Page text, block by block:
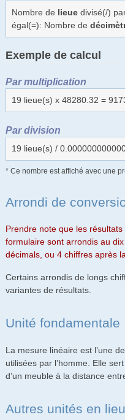
Nombre de lieuedivisé(/)
égal(=): Nombre de
Exemple de calcul
Par multiplication
19 lieue(s) x 48280.32 =
Par division
19 lieue(s) /
* Ce nombre est affiché avec une
Arrondi de
Prendre note que les
formulaire sont arrondis au
décimals, ou 4 chiffres après
Certains arrondis de longs
variantes de résultats.
Unité fondamentale
La mesure linéaire est l’une
utilisées par l’homme. Elle
d’un meuble à la distance
Autres unités en